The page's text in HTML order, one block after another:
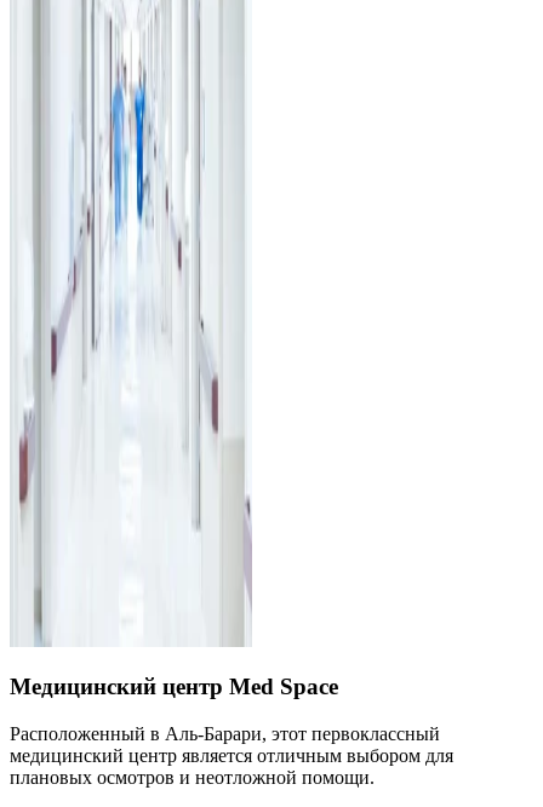
Медицинский центр Med Space
Расположенный в Аль-Барари, этот первоклассный
медицинский центр является отличным выбором для
плановых осмотров и неотложной помощи.